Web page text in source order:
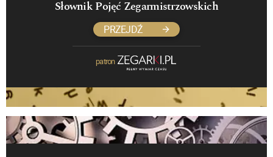
Słownik Pojęć Zegarmistrzowskich
PRZEJDŹ
patron